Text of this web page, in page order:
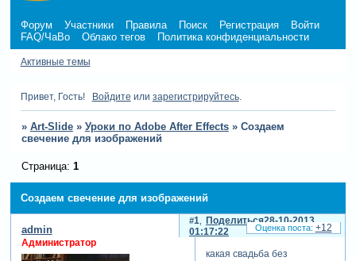
Форум Участники Правила Поиск Регистрация
Войти
FAQ/ЧаВо
Облако тегов Политика конфиденциальности
Активные темы
Привет, Гость! Войдите или зарегистрируйтесь.
» Art-Slide » Уроки по Adobe After Effects » Создаем
свечение для изображений
Создаем свечение для изображений
Страница: 1
Поделиться
1
28-10-2013
01:17:22
admin
Администратор
какая свадьба без
+12